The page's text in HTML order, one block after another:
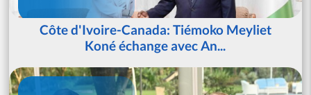
Côte d'Ivoire-Canada: Tiémoko Meyliet
Koné échange avec An...